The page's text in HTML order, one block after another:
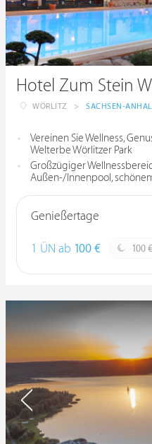
WÖRLITZ > SACHSEN-
Vereinen Sie Wellness,
Welterbe Wörlitzer Park
Großzügiger
Außen-/Innenpool,
Genießertage
1 ÜN ab 100 € 100